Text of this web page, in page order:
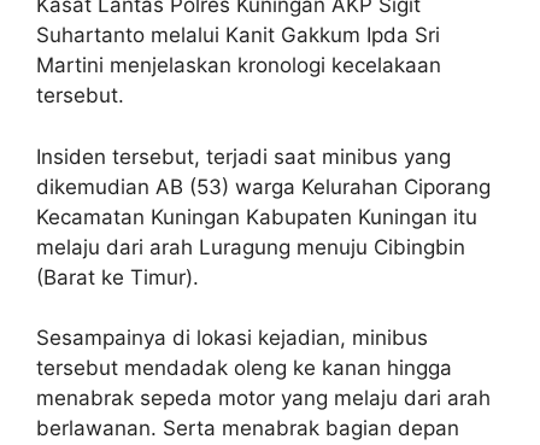
Kasat Lantas Polres Kuningan AKP Sigit
Suhartanto melalui Kanit Gakkum Ipda Sri
Martini menjelaskan kronologi kecelakaan
tersebut.
Insiden tersebut, terjadi saat minibus yang
dikemudian AB (53) warga Kelurahan Ciporang
Kecamatan Kuningan Kabupaten Kuningan itu
melaju dari arah Luragung menuju Cibingbin
(Barat ke Timur).
Sesampainya di lokasi kejadian, minibus
tersebut mendadak oleng ke kanan hingga
menabrak sepeda motor yang melaju dari arah
berlawanan. Serta menabrak bagian depan